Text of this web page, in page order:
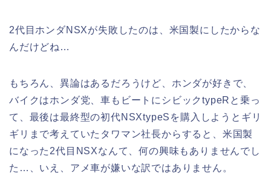
2代目ホンダNSXが失敗したのは、米国製にしたからな
んだけどね…
もちろん、異論はあるだろうけど、ホンダが好きで、
バイクはホンダ党、車もビートにシビックtypeRと乗っ
て、最後は最終型の初代NSXtypeSを購入しようとギリ
ギリまで考えていたタワマン社長からすると、米国製
になった2代目NSXなんて、何の興味もありませんでし
た…、いえ、アメ車が嫌いな訳ではありません。